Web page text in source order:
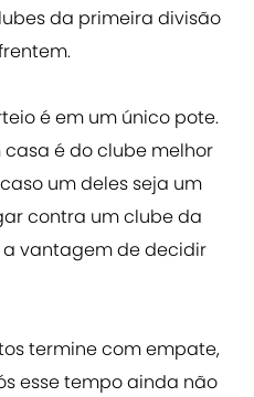
da primeira divisão
é em um único pote.
é do clube melhor
um deles seja um
contra um clube da
vantagem de decidir
termine com empate,
esse tempo ainda não